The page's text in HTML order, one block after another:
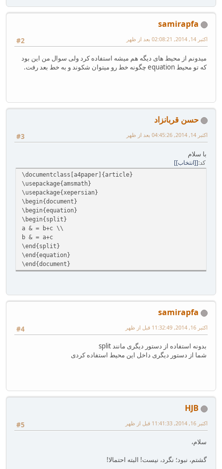
samirapfa
#2 اکتبر 14, 2014, 02:08:21 بعد از ظهر
میدونم از محیط های دیگه هم میشه استفاده کرد ولی سوال من این بود
که تو محیط equation چگونه خط رو میتوان شکوند و به خط بعد رفت.
حسن قربانزاد
#3 اکتبر 14, 2014, 04:45:26 بعد از ظهر
با سلام
کد [انتخاب]
‎‎\documentclass[a4paper]{article}‎‎
‎\usepackage{amsmath}‎‎‎
‎\usepackage{xepersian}‎‎
\begin{document}
\begin{equation}
\begin{split}‎‎
a & = b+c \\‎
b & = a+c
\end{split}
\end{equation}
\end{document}
samirapfa
#4 اکتبر 16, 2014, 11:32:49 قبل از ظهر
بدونه استفاده از دستور دیگری مانند split
شما از دستور دیگری داخل این محیط استفاده کردی
HJB
#5 اکتبر 16, 2014, 11:41:33 قبل از ظهر
سلام،
گشتم، نبود؛ نگرد، نیست! البته احتمالا!